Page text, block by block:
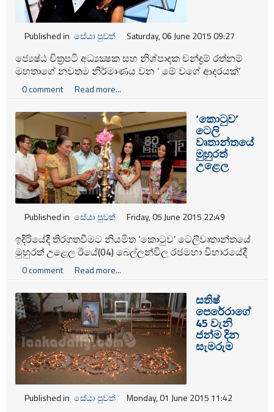
Published in සේයා පුවත් Saturday, 06 June 2015 09:27
ජ්‍යෙෂ්ඨ චිත්‍රපටි අධ්‍යක්‍ෂක සහ නිශ්පාදක චන්ද්‍රම් රත්නම්
මහතාගේ නවතම නිර්මාණය වන ‘ මේ වගේ ආදරයක්’
චිත්‍රපටයේ මංගල දර්ශනය ඊයේ තරංනී සිනමා ශාලාවේදී
පැවැත්විණි.
0 comment Read more...
‘කොටුව’
ටෙලි
වෘතාන්තයේ
මුහුරත්
උළෙල
Published in සේයා පුවත් Friday, 05 June 2015 22:49
ඉදිරියේදී තිරගතවීමට නියමිත ‘කොටුව’ ටෙලිවෘතාන්තයේ
මුහුරත් උළෙල ඊයේ(04) බෙල්ලන්විල රජමහා විහාරයේදී
පැවැත්විණි.
0 comment Read more...
සතිෂ්
පෙරේරාගේ
45 වැනි
ජන්ම දින
සැමරුම
Published in සේයා පුවත් Monday, 01 June 2015 11:42